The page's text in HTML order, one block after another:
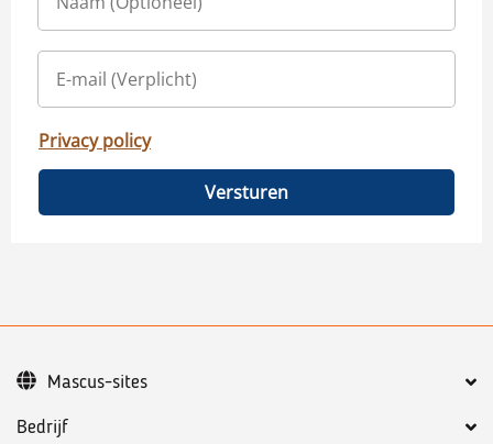
Privacy policy
Versturen
Bedrijf
Mascus-sites